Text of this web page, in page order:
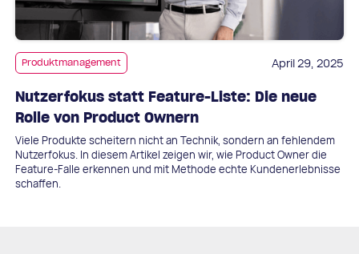
Produktmanagement April 29, 2025
Nutzerfokus statt Feature-Liste: Die neue
Rolle von Product Ownern
Viele Produkte scheitern nicht an Technik, sondern an fehlendem
Nutzerfokus. In diesem Artikel zeigen wir, wie Product Owner die
Feature-Falle erkennen und mit Methode echte Kundenerlebnisse
schaffen.